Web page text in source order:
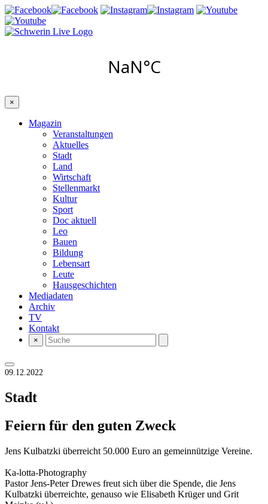
×
Magazin
Veranstaltungen
Aktuelles
Stadt
Land
Wirtschaft
Stellenmarkt
Kultur
Sport
Doc aktuell
Leo
Bauen
Bildung
Lebensart
Leute
Hausgeschichten
Mediadaten
Archiv
TV
Kontakt
×
09.12.2022
Stadt
Feiern für den guten Zweck
Jens Kulbatzki überreicht 50.000 Euro an gemeinnützige Vereine.
Ka-lotta-Photography
Pastor Jens-Peter Drewes freut sich über die Spende, die Jens
Kulbatzki überreichte, genauso wie Elisabeth Krüger und Grit